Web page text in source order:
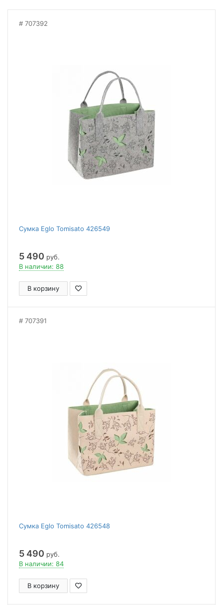
707392
Сумка Eglo Tomisato 426549
5 490 руб.
В наличии: 88
В корзину
707391
Сумка Eglo Tomisato 426548
5 490 руб.
В наличии: 84
В корзину